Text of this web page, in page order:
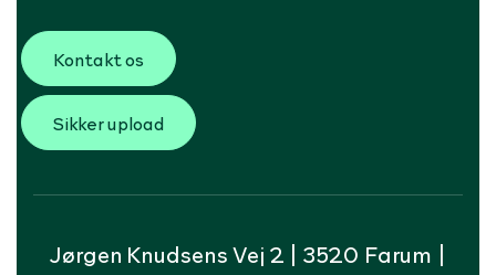
Kontakt os
Sikker upload
Jørgen Knudsens Vej 2 | 3520 Farum |